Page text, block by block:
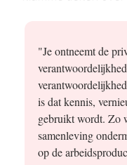
"Je ontneemt de
is dat kennis,
gebruikt wordt. Zo
samenleving
op de